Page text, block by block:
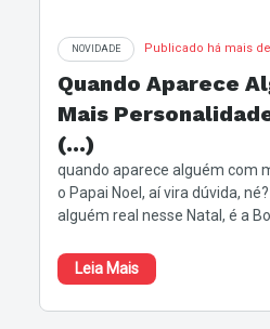
NOVIDADE Publicado há mais
Quando Aparece
Mais
(...)
quando aparece alguém com
o Papai Noel, aí vira dúvida,
alguém real nesse Natal, é a
Leia Mais